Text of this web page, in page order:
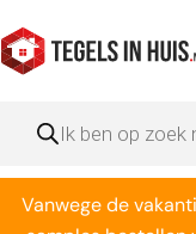
naar
de
zoeken
Vanwege de